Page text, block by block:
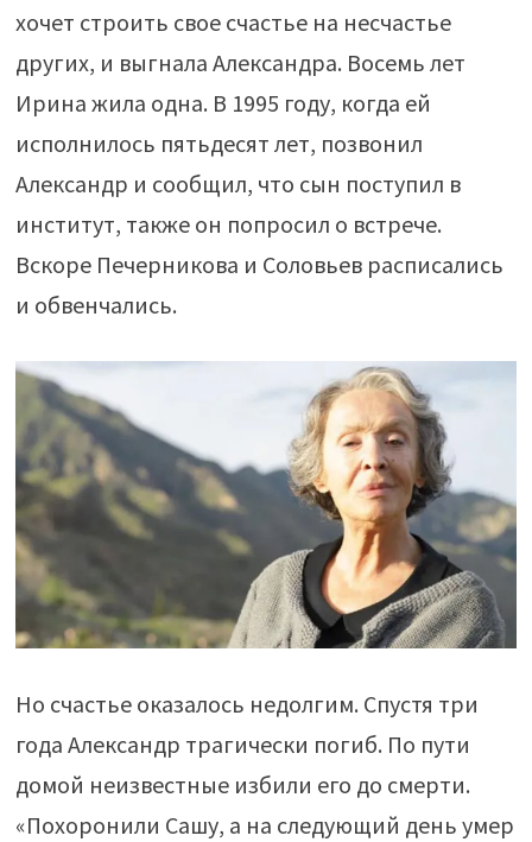
хочет строить свое счастье на несчастье
других, и выгнала Александра. Восемь лет
Ирина жила одна. В 1995 году, когда ей
исполнилось пятьдесят лет, позвонил
Александр и сообщил, что сын поступил в
институт, также он попросил о встрече.
Вскоре Печерникова и Соловьев расписались
и обвенчались.
Но счастье оказалось недолгим. Спустя три
года Александр трагически погиб. По пути
домой неизвестные избили его до смерти.
«Похоронили Сашу, а на следующий день умер